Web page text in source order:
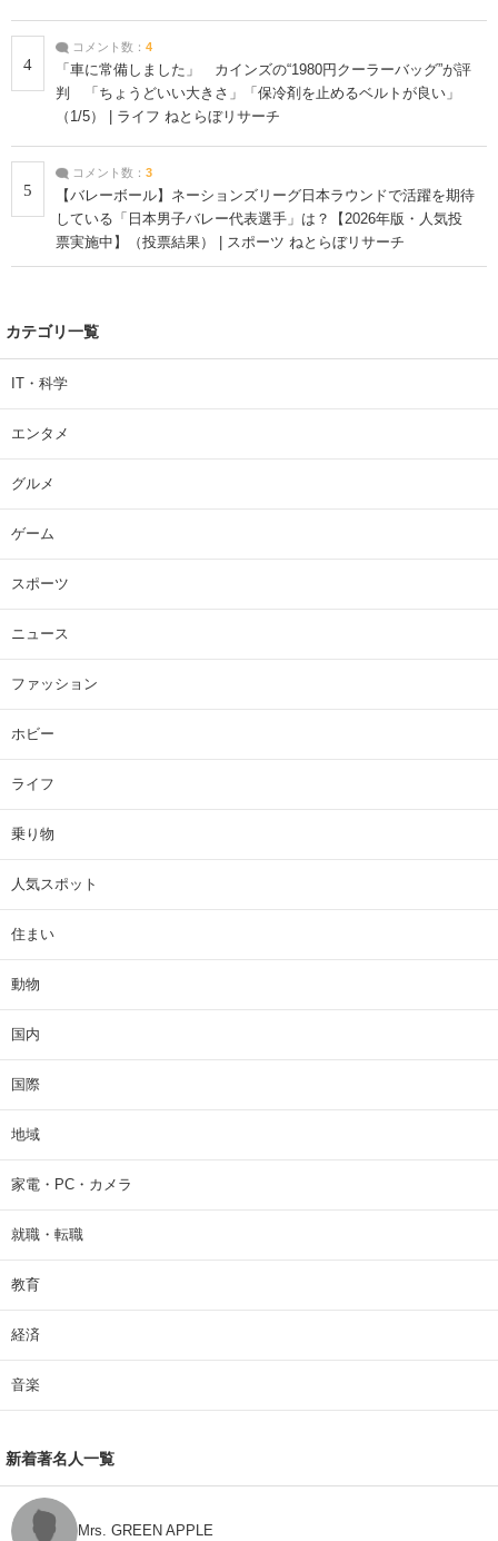
4
コメント数： 4
「車に常備しました」 カインズの“1980円クーラーバッグ”が評
判 「ちょうどいい大きさ」「保冷剤を止めるベルトが良い」
（1/5） | ライフ ねとらぼリサーチ
5
コメント数： 3
【バレーボール】ネーションズリーグ日本ラウンドで活躍を期待
している「日本男子バレー代表選手」は？【2026年版・人気投
票実施中】（投票結果） | スポーツ ねとらぼリサーチ
カテゴリ一覧
IT・科学
エンタメ
グルメ
ゲーム
スポーツ
ニュース
ファッション
ホビー
ライフ
乗り物
人気スポット
住まい
動物
国内
国際
地域
家電・PC・カメラ
就職・転職
教育
経済
音楽
新着著名人一覧
Mrs. GREEN APPLE